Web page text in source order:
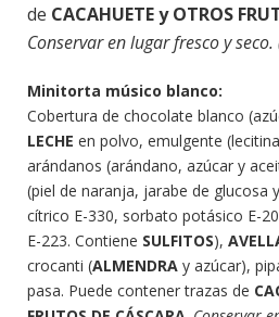
de CACAHUETE y OTROS
Conservar en lugar fresco y seco.
Minitorta músico blanco:
Cobertura de chocolate blanco
LECHE en polvo, emulgente
arándanos (arándano, azúcar y
(piel de naranja, jarabe de glucosa
cítrico E-330, sorbato potásico E-
E-223. Contiene SULFITOS),
crocanti (ALMENDRA y azúcar),
pasa. Puede contener trazas de